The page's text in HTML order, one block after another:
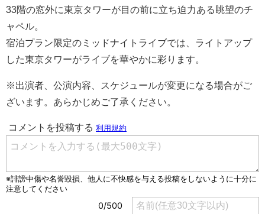
33階の窓外に東京タワーが目の前に立ち迫力ある眺望のチ
ャペル。
宿泊プラン限定のミッドナイトライブでは、ライトアップ
した東京タワーがライブを華やかに彩ります。
※出演者、公演内容、スケジュールが変更になる場合がご
ざいます。あらかじめご了承ください。